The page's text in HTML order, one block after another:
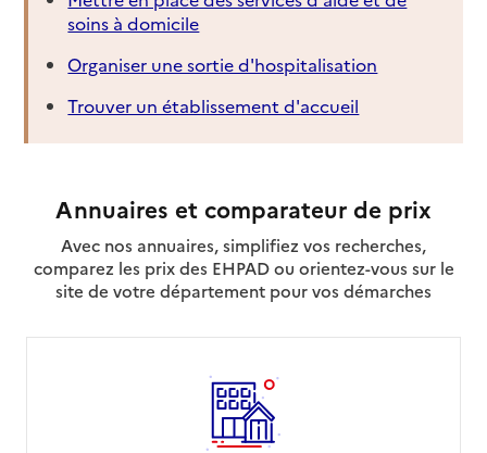
soins à domicile
Organiser une sortie d'hospitalisation
Trouver un établissement d'accueil
Annuaires et comparateur de prix
Avec nos annuaires, simplifiez vos recherches,
comparez les prix des EHPAD ou orientez-vous sur le
site de votre département pour vos démarches